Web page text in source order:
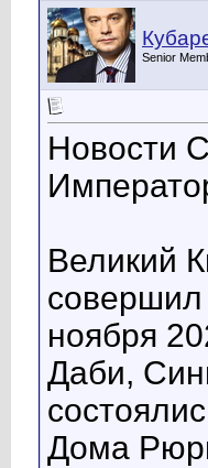
Senior
Новости
Великий
совершил
ноября
Даби,
Дома